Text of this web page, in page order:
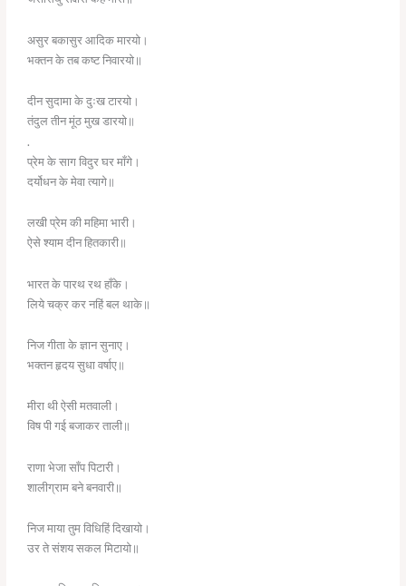
असुर बकासुर आदिक मारयो।
भक्तन के तब कष्ट निवारयो॥
दीन सुदामा के दुःख टारयो।
तंदुल तीन मूंठ मुख डारयो॥
.
प्रेम के साग विदुर घर माँगे।
दर्योधन के मेवा त्यागे॥
लखी प्रेम की महिमा भारी।
ऐसे श्याम दीन हितकारी॥
भारत के पारथ रथ हाँके।
लिये चक्र कर नहिं बल थाके॥
निज गीता के ज्ञान सुनाए।
भक्तन हृदय सुधा वर्षाए॥
मीरा थी ऐसी मतवाली।
विष पी गई बजाकर ताली॥
राणा भेजा साँप पिटारी।
शालीग्राम बने बनवारी॥
निज माया तुम विधिहिं दिखायो।
उर ते संशय सकल मिटायो॥